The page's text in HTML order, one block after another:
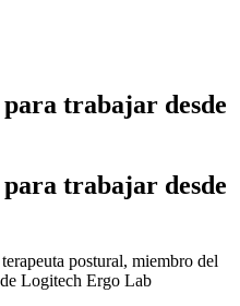
trabajar desde
trabajar desde
postural, miembro del
Logitech Ergo Lab